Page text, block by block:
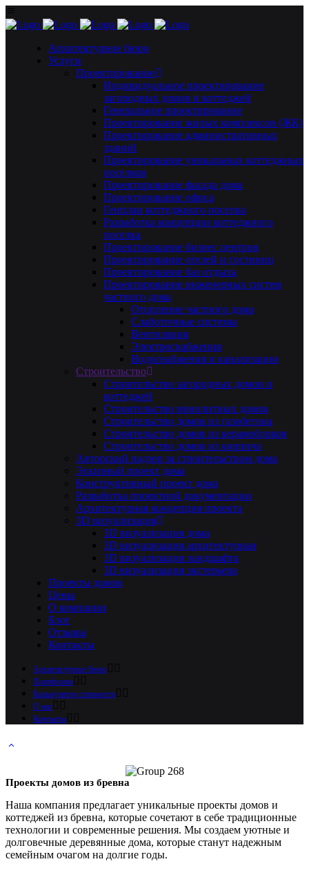
Архитектурное бюро
Услуги
Проектирование
Индивидуальное проектирование
загородных домов и коттеджей
Генеральное проектирование
Проектирование жилых комплексов (ЖК)
Проектирование административных
зданий
Проектирование уникальных коттеджных
поселков
Проектирование фасада дома
Проектирование офиса
Генплан коттеджного поселка
Разработка концепции коттеджного
поселка
Проектирование бизнес центров
Проектирование отелей и гостиниц
Проектирование баз отдыха
Проектирование инженерных систем
частного дома
Отопление частного дома
Слаботочные системы
Вентиляция
Электроснабжения
Водоснабжения и канализации
Строительство
Строительство загородных домов и
коттеджей
Строительство монолитных домов
Строительство домов из газобетона
Строительство домов из керамоблоков
Строительство домов из кирпича
Авторский надзор за строительством дома
Эскизный проект дома
Конструктивный проект дома
Разработка проектной документации
Архитектурная концепция проекта
3D визуализация
3D визуализация дома
3D визуализация архитектурная
3D визуализация ландшафта
3D визуализация экстерьера
Проекты домов
Цены
О компании
Блог
Отзывы
Контакты
Архитектурное бюро
Портфолио
Калькулятор стоимости
О нас
Контакты
Проекты домов из бревна
Наша компания предлагает уникальные проекты домов и
коттеджей из бревна, которые сочетают в себе традиционные
технологии и современные решения. Мы создаем уютные и
долговечные деревянные дома, которые станут надежным
семейным очагом на долгие годы.